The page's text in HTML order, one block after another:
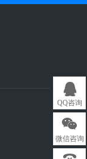
QQ咨询
微信咨询